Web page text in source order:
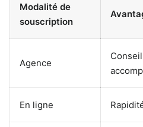
Modalité de
souscription
Agence
En ligne